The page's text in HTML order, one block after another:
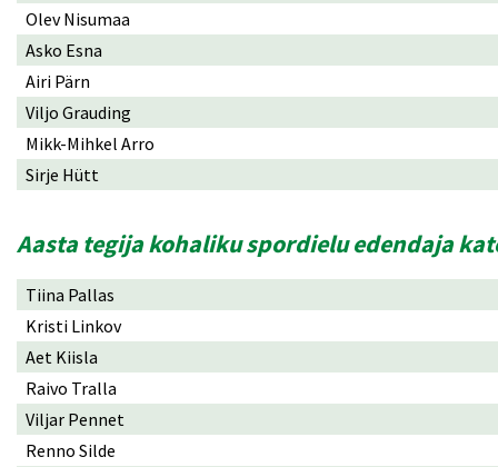
Olev Nisumaa
Asko Esna
Airi Pärn
Viljo Grauding
Mikk-Mihkel Arro
Sirje Hütt
Aasta tegija kohaliku spordielu edendaja
Tiina Pallas
Kristi Linkov
Aet Kiisla
Raivo Tralla
Viljar Pennet
Renno Silde